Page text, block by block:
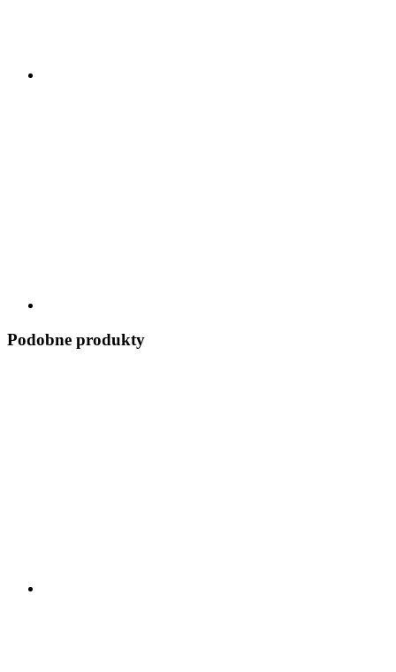
Podobne produkty